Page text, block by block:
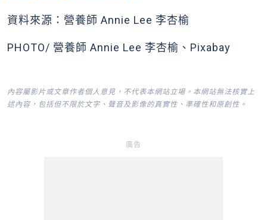
資料來源：營養師 Annie Lee 李杏榆
PHOTO/ 營養師 Annie Lee 李杏榆、Pixabay
內容屬影片或文章作者個人意見，不代表本網站立場。本網站無法核實上
述內容，包括但不限於文字、聲音及影像的真實性、準確性和原創性。
廣告